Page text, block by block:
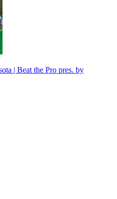
| Beat the Pro pres. by